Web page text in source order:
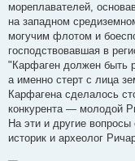
мореплавателей,
на западном
могучим флотом и
господствовавшая в
"Карфаген должен быть
а именно стерт с лица
Карфагена сделалось
конкурента — молодой
На эти и другие вопросы
историк и археолог